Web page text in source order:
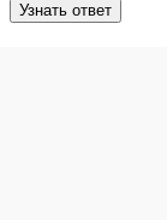
Узнать ответ